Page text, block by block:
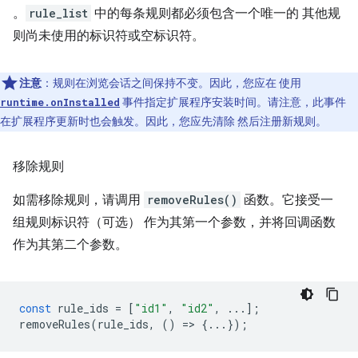
。
rule_list 中的每条规则都必须包含一个唯一的 其他规
则尚未使用的标识符或空标识符。
注意 ：规则在浏览会话之间保持不变。因此，您应在 使用
runtime.onInstalled 事件指定扩展程序安装时间。请注意，此事件
在扩展程序更新时也会触发。因此，您应先清除 然后注册新规则。
移除规则
如需移除规则，请调用 removeRules() 函数。它接受一
组规则标识符（可选） 作为其第一个参数，并将回调函数
作为其第二个参数。
const rule_ids = [ "id1" , "id2" ,
...];
removeRules(rule_ids, () => {...});